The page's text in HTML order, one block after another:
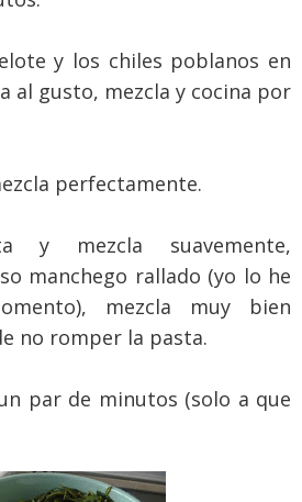
y los chiles poblanos en
al gusto, mezcla y cocina por
perfectamente.
y mezcla suavemente,
manchego rallado (yo lo he
mezcla muy bien
no romper la pasta.
par de minutos (solo a que